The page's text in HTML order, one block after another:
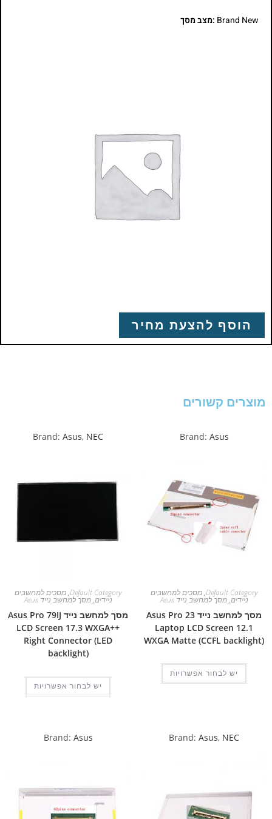
Brand New :מצב מסך
הוסף להצעת מחיר
מוצרים קשורים
Brand: Asus
Default Category
,מסכים למחשבים
ניידים,מסך למחשב נייד Asus
מסך למחשב נייד Asus Pro 23
Laptop LCD Screen 12.1
WXGA Matte (CCFL backlight)
יש לבחור אפשרויות
Brand: Asus, NEC
Default Category
,מסכים למחשבים
ניידים,מסך למחשב נייד Asus
מסך למחשב נייד Asus Pro 79IJ
LCD Screen 17.3 WXGA++
Right Connector (LED
backlight)
יש לבחור אפשרויות
Brand: Asus, NEC
Brand: Asus